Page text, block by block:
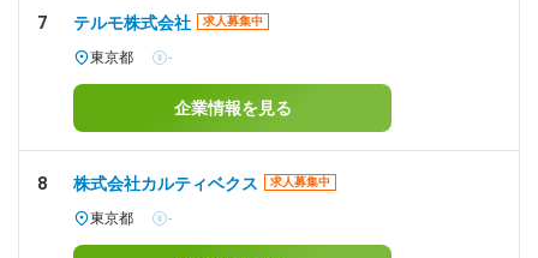
7 テルモ株式会社 求人募集中
東京都 -
企業情報を見る
8 株式会社カルティベクス 求人募集中
東京都 -